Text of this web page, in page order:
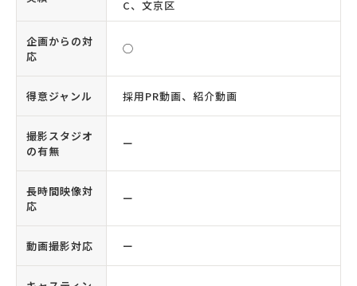
C、文京区
企画からの対
応
◯
得意ジャンル 採用PR動画、紹介動画
撮影スタジオ
の有無
ー
長時間映像対
応
ー
動画撮影対応 ー